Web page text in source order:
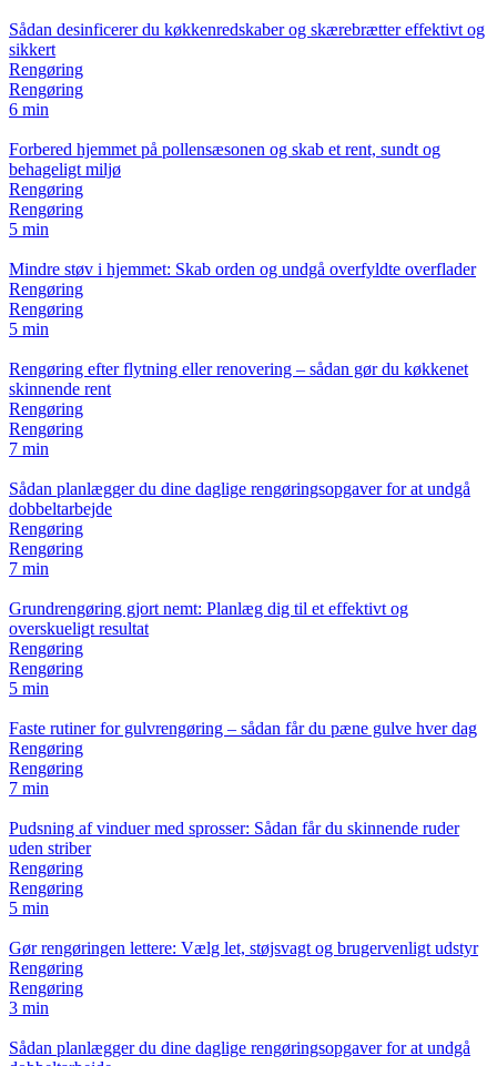
Sådan desinficerer du køkkenredskaber og skærebrætter effektivt og
sikkert
Rengøring
Rengøring
6 min
Forbered hjemmet på pollensæsonen og skab et rent, sundt og
behageligt miljø
Rengøring
Rengøring
5 min
Mindre støv i hjemmet: Skab orden og undgå overfyldte overflader
Rengøring
Rengøring
5 min
Rengøring efter flytning eller renovering – sådan gør du køkkenet
skinnende rent
Rengøring
Rengøring
7 min
Sådan planlægger du dine daglige rengøringsopgaver for at undgå
dobbeltarbejde
Rengøring
Rengøring
7 min
Grundrengøring gjort nemt: Planlæg dig til et effektivt og
overskueligt resultat
Rengøring
Rengøring
5 min
Faste rutiner for gulvrengøring – sådan får du pæne gulve hver dag
Rengøring
Rengøring
7 min
Pudsning af vinduer med sprosser: Sådan får du skinnende ruder
uden striber
Rengøring
Rengøring
5 min
Gør rengøringen lettere: Vælg let, støjsvagt og brugervenligt udstyr
Rengøring
Rengøring
3 min
Sådan planlægger du dine daglige rengøringsopgaver for at undgå